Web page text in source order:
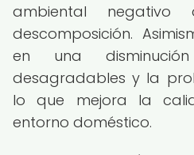
ambiental
descomposición.
en una
desagradables y la
lo que mejora la
entorno doméstico.